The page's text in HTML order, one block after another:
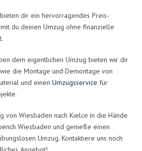
dir ein hervorragendes Preis-
du deinen Umzug ohne finanzielle
dem eigentlichen Umzug bieten wir dir
die Montage und Demontage von
und einen Umzugsservice für
von Wiesbaden nach Kielce in die Hände
Wiesbaden und genieße einen
Umzug. Kontaktiere uns noch